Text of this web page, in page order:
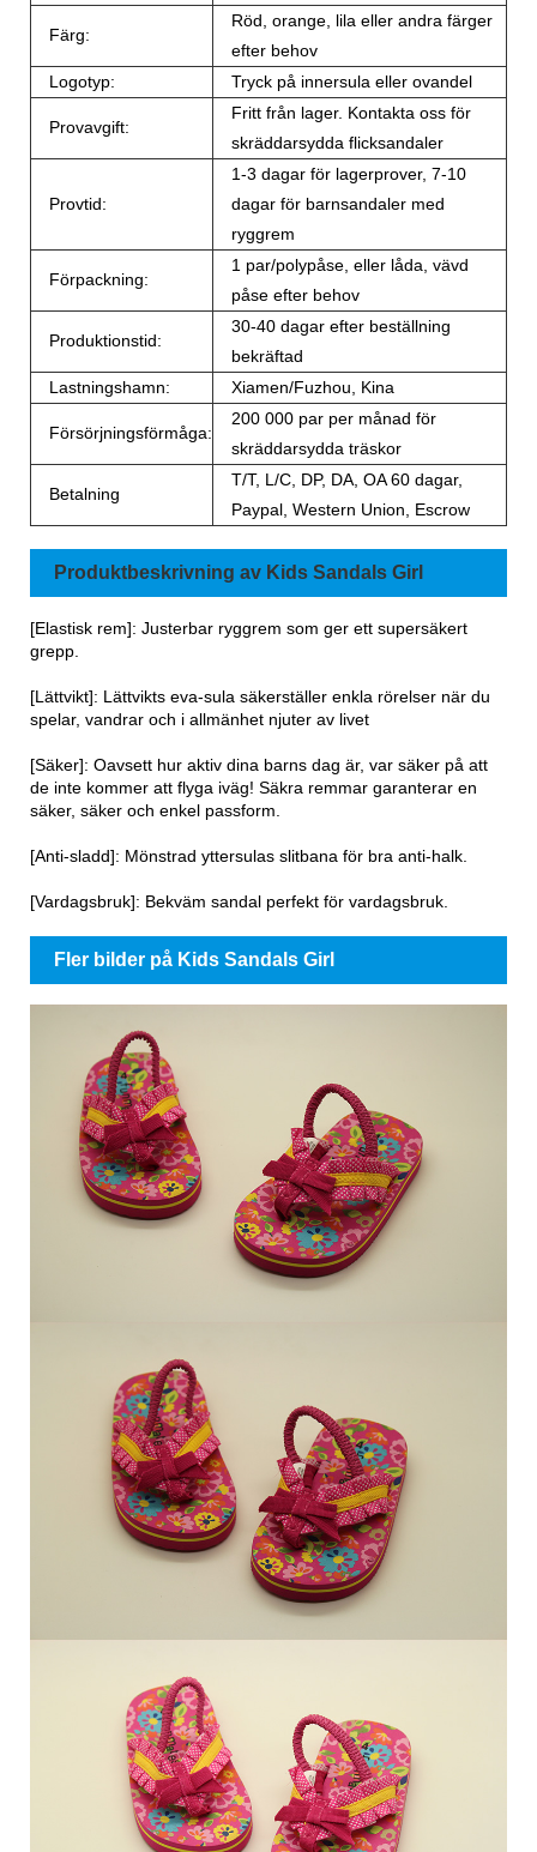
Färg:
Röd, orange, lila eller andra färger
efter behov
Logotyp:
Tryck på innersula eller ovandel
Provavgift:
Fritt från lager. Kontakta oss för
skräddarsydda flicksandaler
Provtid:
1-3 dagar för lagerprover, 7-10
dagar för barnsandaler med
ryggrem
Förpackning:
1 par/polypåse, eller låda, vävd
påse efter behov
Produktionstid:
30-40 dagar efter beställning
bekräftad
Lastningshamn:
Xiamen/Fuzhou, Kina
Försörjningsförmåga:
200 000 par per månad för
skräddarsydda träskor
Betalning
T/T, L/C, DP, DA, OA 60 dagar,
Paypal, Western Union, Escrow
Produktbeskrivning av Kids Sandals Girl
[Elastisk rem]: Justerbar ryggrem som ger ett supersäkert
grepp.
[Lättvikt]: Lättvikts eva-sula säkerställer enkla rörelser när du
spelar, vandrar och i allmänhet njuter av livet
[Säker]: Oavsett hur aktiv dina barns dag är, var säker på att
de inte kommer att flyga iväg! Säkra remmar garanterar en
säker, säker och enkel passform.
[Anti-sladd]: Mönstrad yttersulas slitbana för bra anti-halk.
[Vardagsbruk]: Bekväm sandal perfekt för vardagsbruk.
Fler bilder på Kids Sandals Girl